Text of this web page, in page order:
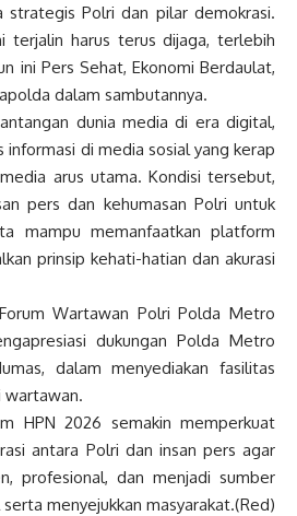
strategis Polri dan pilar demokrasi.
terjalin harus terus dijaga, terlebih
ini Pers Sehat, Ekonomi Berdaulat,
dalam sambutannya.
dunia media di era digital,
informasi di media sosial yang kerap
arus utama. Kondisi tersebut,
pers dan kehumasan Polri untuk
mampu memanfaatkan platform
prinsip kehati-hatian dan akurasi
Wartawan Polri Polda Metro
dukungan Polda Metro
dalam menyediakan fasilitas
wartawan.
HPN 2026 semakin memperkuat
antara Polri dan insan pers agar
profesional, dan menjadi sumber
menyejukkan masyarakat.(Red)